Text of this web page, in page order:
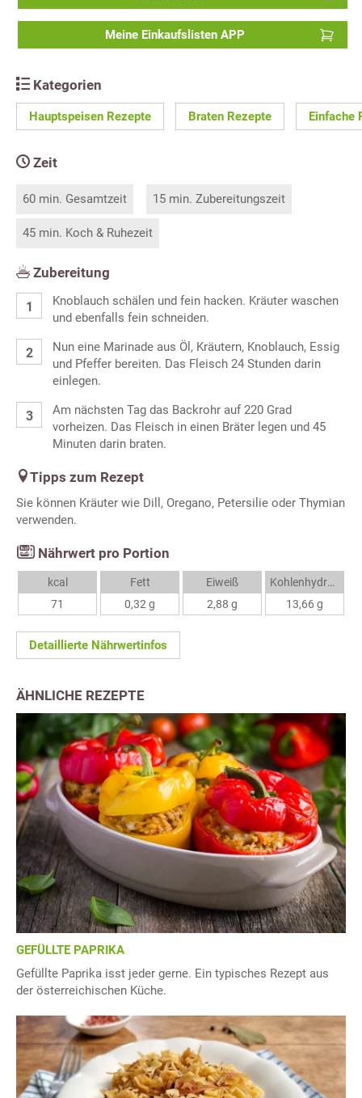
Meine Einkaufslisten APP
Kategorien
Hauptspeisen Rezepte Braten Rezepte Einfache
Zeit
60 min. Gesamtzeit 15 min. Zubereitungszeit
45 min. Koch & Ruhezeit
Zubereitung
Knoblauch schälen und fein hacken. Kräuter waschen
und ebenfalls fein schneiden.
Nun eine Marinade aus Öl, Kräutern, Knoblauch, Essig
und Pfeffer bereiten. Das Fleisch 24 Stunden darin
einlegen.
Am nächsten Tag das Backrohr auf 220 Grad
vorheizen. Das Fleisch in einen Bräter legen und 45
Minuten darin braten.
Tipps zum Rezept
Sie können Kräuter wie Dill, Oregano, Petersilie oder Thymian
verwenden.
Nährwert pro Portion
kcal
71
Fett
0,32 g
Eiweiß
2,88 g
Kohlenhydrate
13,66 g
Detaillierte Nährwertinfos
ÄHNLICHE REZEPTE
GEFÜLLTE PAPRIKA
Gefüllte Paprika isst jeder gerne. Ein typisches Rezept aus
der österreichischen Küche.